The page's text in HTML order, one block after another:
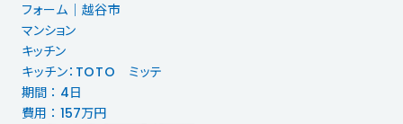
フォーム｜越谷市
マンション
キッチン
キッチン：TOTO ミッテ
期間 ： 4日
費用 ： 157万円